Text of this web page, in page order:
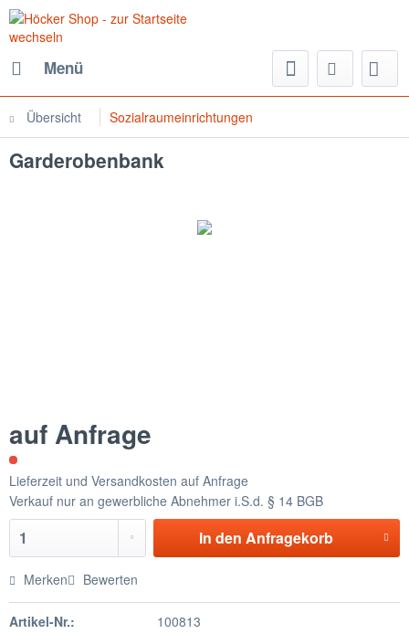
Menü
Übersicht Sozialraumeinrichtungen
Garderobenbank
auf Anfrage
Lieferzeit und Versandkosten auf Anfrage
Verkauf nur an gewerbliche Abnehmer i.S.d. § 14 BGB
In den Anfragekorb
Merken Bewerten
Artikel-Nr.:
100813